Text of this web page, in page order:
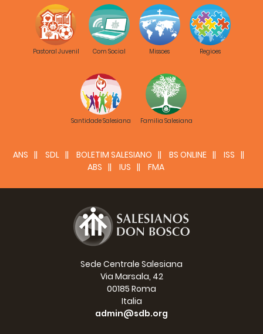
Pastoral Juvenil Com Social Missoes Regioes
Santidade Salesiana Familia Salesiana
ANS SDL BOLETIM SALESIANO BS ONLINE
ISS
ABS
IUS FMA
Sede Centrale Salesiana
Via Marsala, 42
00185 Roma
Italia
admin@sdb.org